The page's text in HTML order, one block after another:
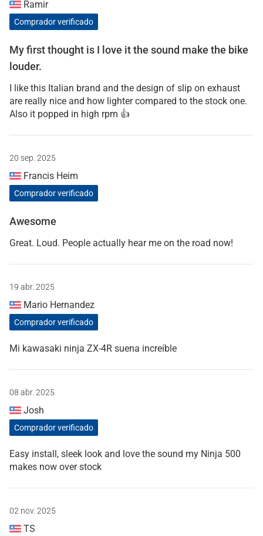
Ramir
Comprador verificado
My first thought is I love it the sound make the bike
louder.
I like this Italian brand and the design of slip on exhaust
are really nice and how lighter compared to the stock one.
Also it popped in high rpm 👍
20 sep. 2025
Francis Heim
Comprador verificado
Awesome
Great. Loud. People actually hear me on the road now!
19 abr. 2025
Mario Hernandez
Comprador verificado
Mi kawasaki ninja ZX-4R suena increíble
08 abr. 2025
Josh
Comprador verificado
Easy install, sleek look and love the sound my Ninja 500
makes now over stock
02 nov. 2025
TS